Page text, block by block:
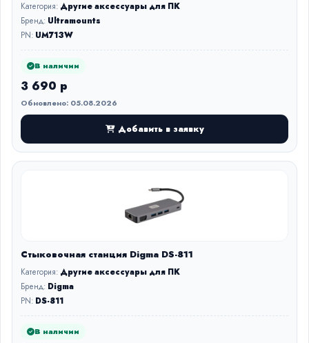
Категория: Другие аксессуары для ПК
Бренд: Ultramounts
PN: UM713W
В наличии
3 690 р
Обновлено: 05.08.2026
Добавить в заявку
Стыковочная станция Digma DS-811
Категория: Другие аксессуары для ПК
Бренд: Digma
PN: DS-811
В наличии